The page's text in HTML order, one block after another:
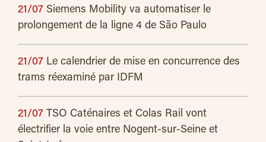
21/07 Siemens Mobility va automatiser le
prolongement de la ligne 4 de São Paulo
21/07 Le calendrier de mise en concurrence des
trams réexaminé par IDFM
21/07 TSO Caténaires et Colas Rail vont
électrifier la voie entre Nogent-sur-Seine et